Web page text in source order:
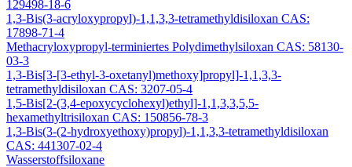
129498-18-6
1,3-Bis(3-acryloxypropyl)-1,1,3,3-tetramethyldisiloxan CAS:
17898-71-4
Methacryloxypropyl-terminiertes Polydimethylsiloxan CAS: 58130-
03-3
1,3-Bis[3-[3-ethyl-3-oxetanyl)methoxy]propyl]-1,1,3,3-
tetramethyldisiloxan CAS: 3207-05-4
1,5-Bis[2-(3,4-epoxycyclohexyl)ethyl]-1,1,3,3,5,5-
hexamethyltrisiloxan CAS: 150856-78-3
1,3-Bis(3-(2-hydroxyethoxy)propyl)-1,1,3,3-tetramethyldisiloxan
CAS: 441307-02-4
Wasserstoffsiloxane